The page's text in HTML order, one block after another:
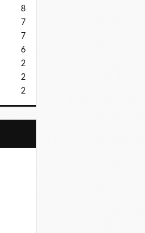
8
7
7
6
2
2
2